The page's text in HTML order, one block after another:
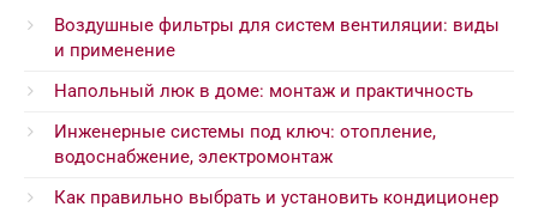
Воздушные фильтры для систем вентиляции: виды
и применение
Напольный люк в доме: монтаж и практичность
Инженерные системы под ключ: отопление,
водоснабжение, электромонтаж
Как правильно выбрать и установить кондиционер